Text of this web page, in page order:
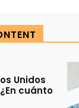
Unidos
cuánto